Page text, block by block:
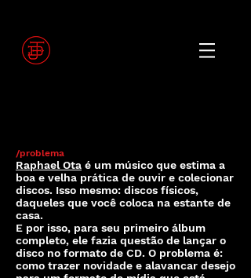
/problema
Raphael Ota é um músico que estima a
boa e velha prática de ouvir e colecionar
discos. Isso mesmo: discos físicos,
daqueles que você coloca na estante de
casa.
E por isso, para seu primeiro álbum
completo, ele fazia questão de lançar o
disco no formato de CD. O problema é:
como trazer novidade e alavancar desejo